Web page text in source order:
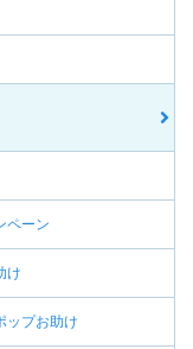
ペーン
け
ップお助け